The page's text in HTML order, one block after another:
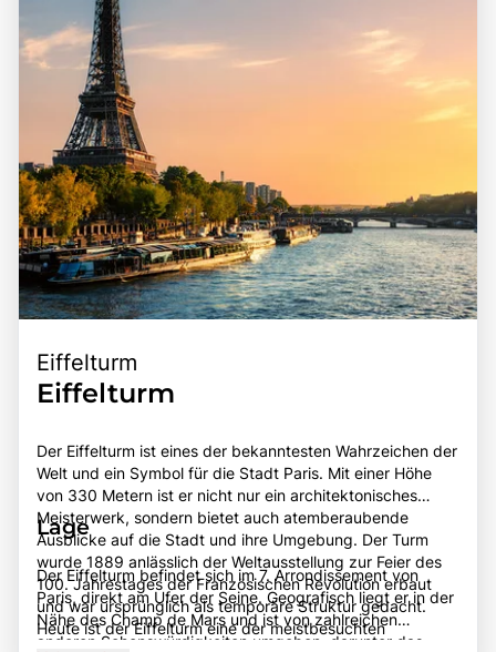
Eiffelturm
Eiffelturm
Der Eiffelturm ist eines der bekanntesten Wahrzeichen der
Welt und ein Symbol für die Stadt Paris. Mit einer Höhe
von 330 Metern ist er nicht nur ein architektonisches
Meisterwerk, sondern bietet auch atemberaubende
Ausblicke auf die Stadt und ihre Umgebung. Der Turm
wurde 1889 anlässlich der Weltausstellung zur Feier des
100. Jahrestages der Französischen Revolution erbaut
und war ursprünglich als temporäre Struktur gedacht.
Heute ist der Eiffelturm eine der meistbesuchten
Lage
Der Eiffelturm befindet sich im 7. Arrondissement von
Paris, direkt am Ufer der Seine. Geografisch liegt er in der
Nähe des Champ de Mars und ist von zahlreichen
anderen Sehenswürdigkeiten umgeben, darunter das